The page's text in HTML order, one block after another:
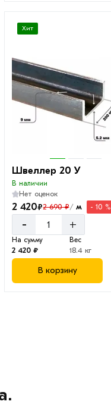
Хит
Швеллер 20 У
В наличии
Нет оценок
2 420₽2 690 ₽/ м - 10 %
- +
На сумму
2 420 ₽
Вес
18.4 кг
В корзину